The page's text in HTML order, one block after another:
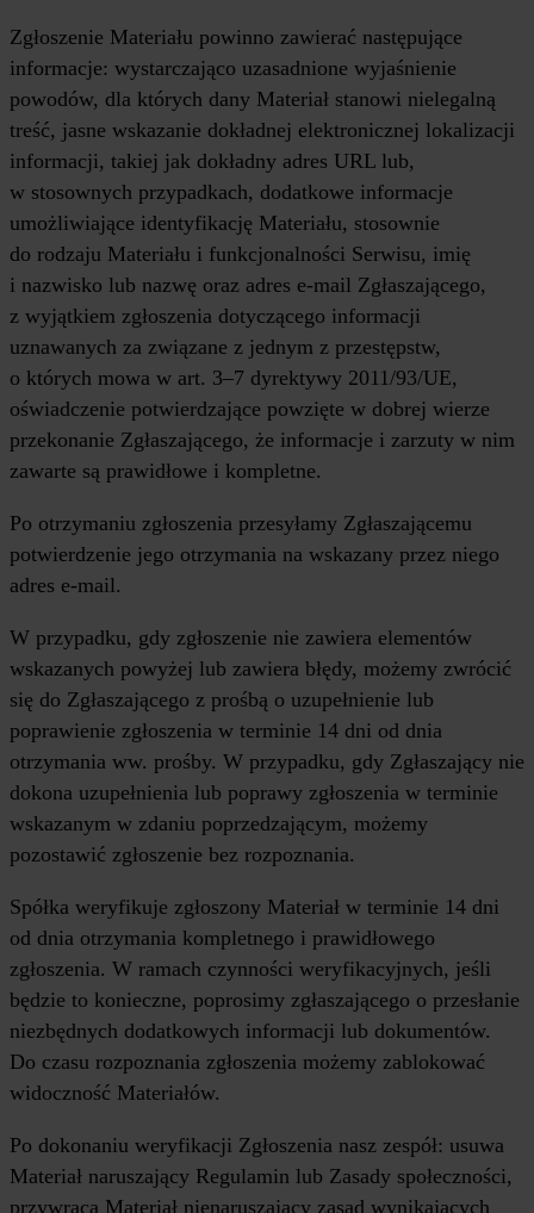
Zgłoszenie Materiału powinno zawierać następujące
informacje: wystarczająco uzasadnione wyjaśnienie
powodów, dla których dany Materiał stanowi nielegalną
treść, jasne wskazanie dokładnej elektronicznej lokalizacji
informacji, takiej jak dokładny adres URL lub,
w stosownych przypadkach, dodatkowe informacje
umożliwiające identyfikację Materiału, stosownie
do rodzaju Materiału i funkcjonalności Serwisu, imię
i nazwisko lub nazwę oraz adres e-mail Zgłaszającego,
z wyjątkiem zgłoszenia dotyczącego informacji
uznawanych za związane z jednym z przestępstw,
o których mowa w art. 3–7 dyrektywy 2011/93/UE,
oświadczenie potwierdzające powzięte w dobrej wierze
przekonanie Zgłaszającego, że informacje i zarzuty w nim
zawarte są prawidłowe i kompletne.
Po otrzymaniu zgłoszenia przesyłamy Zgłaszającemu
potwierdzenie jego otrzymania na wskazany przez niego
adres e-mail.
W przypadku, gdy zgłoszenie nie zawiera elementów
wskazanych powyżej lub zawiera błędy, możemy zwrócić
się do Zgłaszającego z prośbą o uzupełnienie lub
poprawienie zgłoszenia w terminie 14 dni od dnia
otrzymania ww. prośby. W przypadku, gdy Zgłaszający nie
dokona uzupełnienia lub poprawy zgłoszenia w terminie
wskazanym w zdaniu poprzedzającym, możemy
pozostawić zgłoszenie bez rozpoznania.
Spółka weryfikuje zgłoszony Materiał w terminie 14 dni
od dnia otrzymania kompletnego i prawidłowego
zgłoszenia. W ramach czynności weryfikacyjnych, jeśli
będzie to konieczne, poprosimy zgłaszającego o przesłanie
niezbędnych dodatkowych informacji lub dokumentów.
Do czasu rozpoznania zgłoszenia możemy zablokować
widoczność Materiałów.
Po dokonaniu weryfikacji Zgłoszenia nasz zespół: usuwa
Materiał naruszający Regulamin lub Zasady społeczności,
przywraca Materiał nienaruszający zasad wynikających